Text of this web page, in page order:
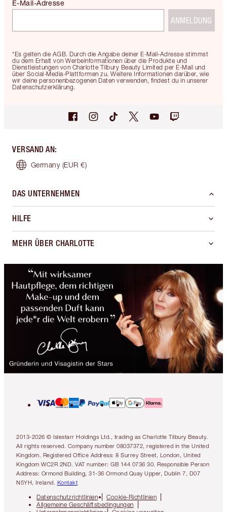
*Es gelten die AGB. Durch die Angabe deiner E-Mail-Adresse stimmst
du dem Erhalt von Werbeinformationen über die Produkte und
Dienstleistungen von Charlotte Tilbury Beauty Limited per E-Mail und
über Social-Media-Plattformen zu. Weitere Informationen darüber, wie
wir deine personenbezogenen Daten verwenden, findest du in unserer
Datenschutzerklärung.
E-Mail-Adresse
ANMELDUNG
VERSAND AN:
Germany (EUR €)
DAS UNTERNEHMEN
HILFE
MEHR ÜBER CHARLOTTE
2013-2026 © Islestarr Holdings Ltd., trading as Charlotte Tilbury Beauty.
All rights reserved. Company number 08037372, registered in the United
Kingdom. Registered Office Address: 8 Surrey Street, London, United
Kingdom WC2R 2ND. VAT number: GB 144 0736 30. Responsible Person
Address: Ormond Building, 31-36 Ormond Quay Upper, Dublin 7, D07
N5YH, Ireland. Kontakt
Datenschutzrichtlinien
Cookie-Richtlinien
Allgemeine Geschäftsbedingungen